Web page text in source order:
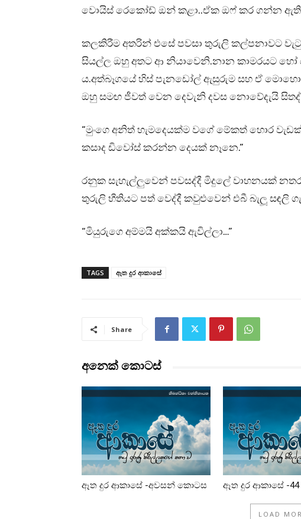
වොයිස් රෙකෝඩ් ඔන් කළා..ඒක ඔෆ් කර ගන්න
කලකිරීම අතරින් එසේ පවසා තුරුලි කල්පනාවට
සියල්ල ඔහු අතට ආ නියාවෙනි.නාන කාමරයට
ය.අත්බෑගයේ හිස් පැනඩෝල් ඇසුරුම සහ ඒ
ඔහු සමඟ ජීවත් වෙන දෙවැනි දවස නොවේදැයි
“මුංගෙ අනිත් හැමදෙයක්ම වගේ මේකත් හොර
කසාද ඩිවෝස් කරන්න දෙයක් නෑනෙ.”
රනුක සැහැල්ලුවෙන් පවසද්දී මිදුලේ වාහනයක්
තුරුලි භීතියට පත් වෙද්දී කවුළුවෙන් එබී බැලූ සඳලි
“මියුරුගෙ අම්මයි අක්කයි ඇවිල්ලා…”
TAGS ඈත දුර ආකාසේ
Share
අනෙක් කොටස්
ඈත දුර ආකාසේ -අවසන් කොටස ඈත දුර ආකාසේ -44
LOAD